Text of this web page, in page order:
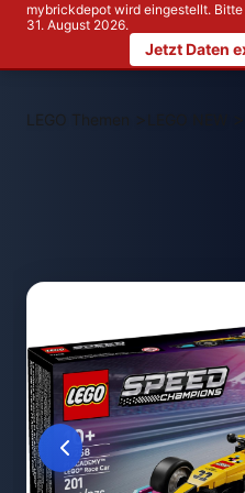
mybrickdepot wird eingestellt.
31. August 2026.
Jetzt Daten
LEGO Themen >